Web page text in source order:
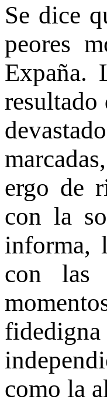
Se dice
peores
Expaña.
resultado
ergo de
con la
informa,
con las
como la